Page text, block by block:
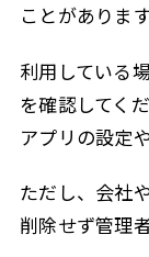
ことがあります
利用している
を確認してく
アプリの設定
ただし、会社
削除せず管理